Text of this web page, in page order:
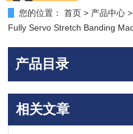
您的位置： 首页 > 产品中心 >
Fully Servo Stretch Banding
产品目录
相关文章